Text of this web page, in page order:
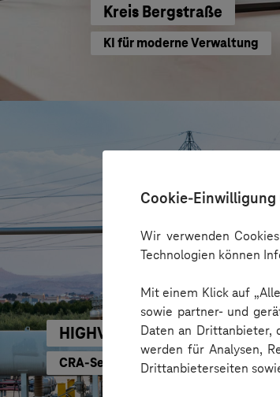
Cookie-
Wir verwenden
Technologien können
Mit einem Klick auf
sowie partner- und
Daten an Drittanbieter,
werden für Analysen,
Drittanbieterseiten
Kreis Bergstraße
KI für moderne Verwaltung
HIGHVOLT Prüftechnik
CRA-Security für digitale Produkte